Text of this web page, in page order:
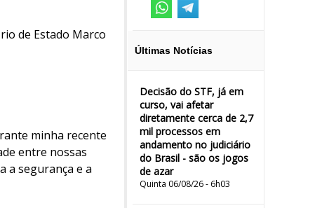
Últimas Notícias
Decisão do STF, já em
curso, vai afetar
diretamente cerca de 2,7
mil processos em
andamento no judiciário
do Brasil - são os jogos
de azar
Quinta 06/08/26 - 6h03
de Estado Marco
minha recente
entre nossas
a segurança e a